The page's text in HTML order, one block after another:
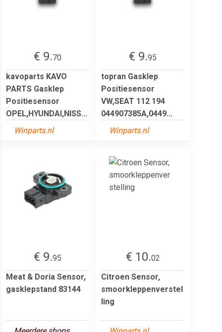
€ 9.70
kavoparts KAVO
PARTS Gasklep
Positiesensor
OPEL,HYUNDAI,NISS...
Winparts.nl
€ 9.95
topran Gasklep
Positiesensor
VW,SEAT 112 194
044907385A,0449...
Winparts.nl
€ 9.95
Meat & Doria Sensor,
gasklepstand 83144
€ 10.02
Citroen Sensor,
smoorkleppenverstel
ling